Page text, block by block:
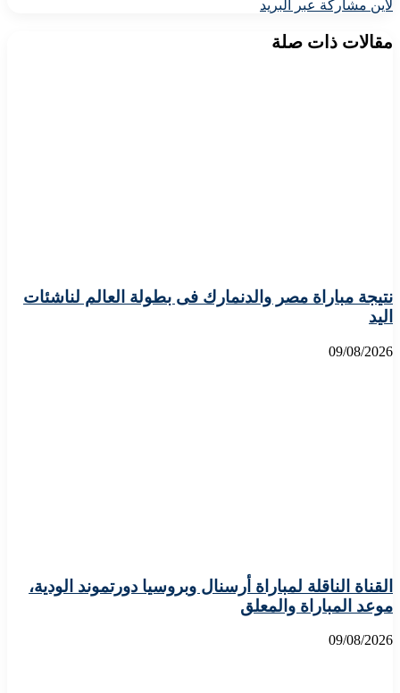
لاين مشاركة عبر البريد
مقالات ذات صلة
نتيجة مباراة مصر والدنمارك فى بطولة العالم لناشئات
اليد
09/08/2026
القناة الناقلة لمباراة أرسنال وبروسيا دورتموند الودية،
موعد المباراة والمعلق
09/08/2026